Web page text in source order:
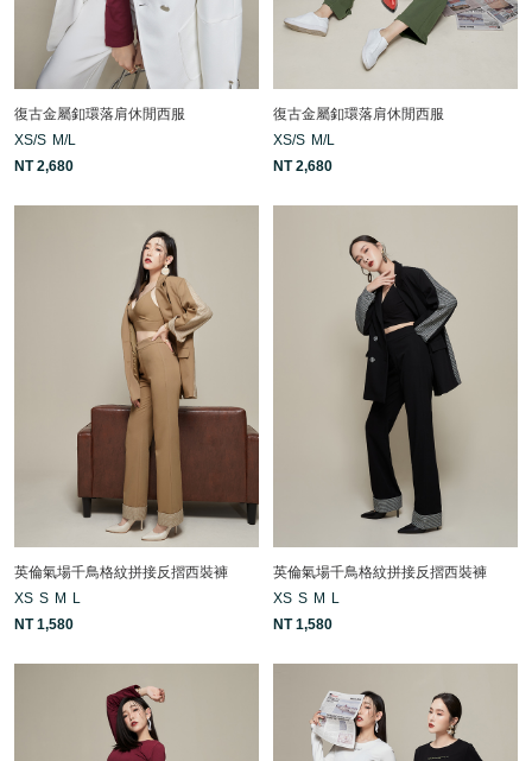
復古金屬釦環落肩休閒西服
XS/S M/L
NT 2,680
復古金屬釦環落肩休閒西服
XS/S M/L
NT 2,680
英倫氣場千鳥格紋拼接反摺西裝褲
XS S M
L
NT 1,580
英倫氣場千鳥格紋拼接反摺西裝褲
XS S M
L
NT 1,580